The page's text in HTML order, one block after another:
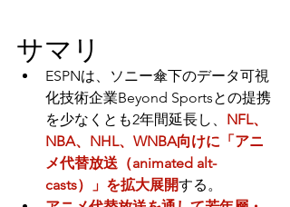
サマリ
ESPNは、ソニー傘下のデータ可視
化技術企業Beyond Sportsとの提携
を少なくとも2年間延長し、 NFL、
NBA、NHL、WNBA向けに「アニ
メ代替放送（animated alt-
casts）」を拡大展開する。